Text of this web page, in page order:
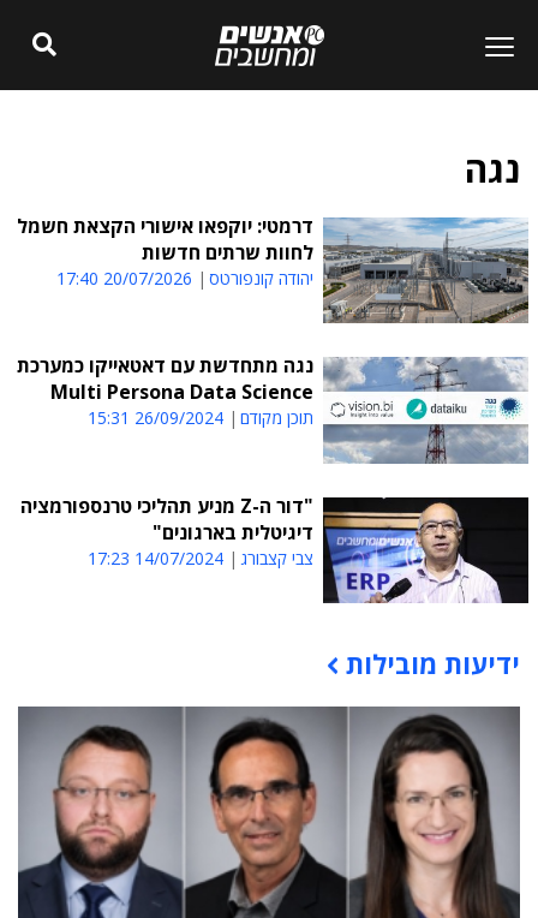
נגה
דרמטי: יוקפאו אישורי הקצאת חשמל
לחוות שרתים חדשות
יהודה קונפורטס 20/07/2026 17:40
נגה מתחדשת עם דאטאייקו כמערכת
Multi Persona Data Science
תוכן מקודם 26/09/2024 15:31
"דור ה-Z מניע תהליכי טרנספורמציה
דיגיטלית בארגונים"
צבי קצבורג 14/07/2024 17:23
תוכן פרסומי
ידיעות מובילות